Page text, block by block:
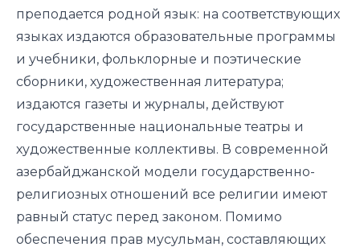
преподается родной язык: на соответствующих
языках издаются образовательные программы
и учебники, фольклорные и поэтические
сборники, художественная литература;
издаются газеты и журналы, действуют
государственные национальные театры и
художественные коллективы. В современной
азербайджанской модели государственно-
религиозных отношений все религии имеют
равный статус перед законом. Помимо
обеспечения прав мусульман, составляющих